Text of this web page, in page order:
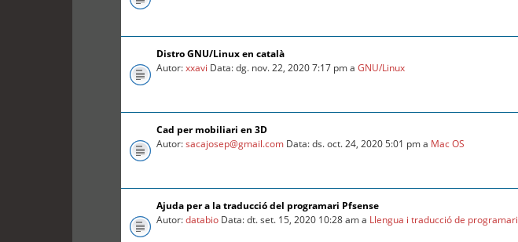
Distro GNU/Linux en català
Autor:xxavi Data: dg. nov. 22, 2020 7:17 pm aGNU/Linux
Cad per mobiliari en 3D
Autor:sacajosep@gmail.com Data: ds. oct. 24, 2020 5:01 pm a Mac OS
Ajuda per a la traducció del programari Pfsense
Autor:databio Data: dt. set. 15, 2020 10:28 am a Llengua i traducció de programari